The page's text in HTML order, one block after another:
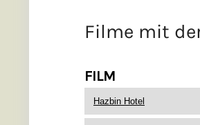
Filme mit
FILM
Hazbin Hotel